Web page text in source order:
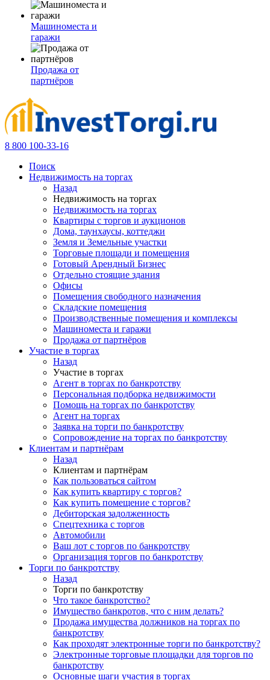
Машиноместа и
гаражи
Продажа от
партнёров
8 800 100-33-16
Поиск
Недвижимость на торгах
Назад
Недвижимость на торгах
Недвижимость на торгах
Квартиры с торгов и аукционов
Дома, таунхаусы, коттеджи
Земля и Земельные участки
Торговые площади и помещения
Готовый Арендный Бизнес
Отдельно стоящие здания
Офисы
Помещения свободного назначения
Складские помещения
Производственные помещения и комплексы
Машиноместа и гаражи
Продажа от партнёров
Участие в торгах
Назад
Участие в торгах
Агент в торгах по банкротству
Персональная подборка недвижимости
Помощь на торгах по банкротству
Агент на торгах
Заявка на торги по банкротству
Сопровождение на торгах по банкротству
Клиентам и партнёрам
Назад
Клиентам и партнёрам
Как пользоваться сайтом
Как купить квартиру с торгов?
Как купить помещение с торгов?
Дебиторская задолженность
Спецтехника с торгов
Автомобили
Ваш лот с торгов по банкротству
Организация торгов по банкротству
Торги по банкротству
Назад
Торги по банкротству
Что такое банкротство?
Имущество банкротов, что с ним делать?
Продажа имущества должников на торгах по
банкротству
Как проходят электронные торги по банкротству?
Электронные торговые площадки для торгов по
банкротству
Основные шаги участия в торгах